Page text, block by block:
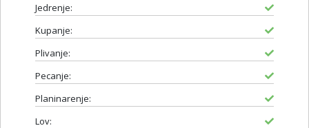
Jedrenje:
Kupanje:
Plivanje:
Pecanje:
Planinarenje:
Lov: